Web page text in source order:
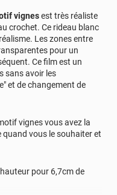
vignesest très réaliste
crochet. Ce rideau blanc
Les zones entre
pour un
Ce film est un
sans avoir les
et de changement de
vignes vous avez la
quand vous le souhaiter et
pour 6,7cm de